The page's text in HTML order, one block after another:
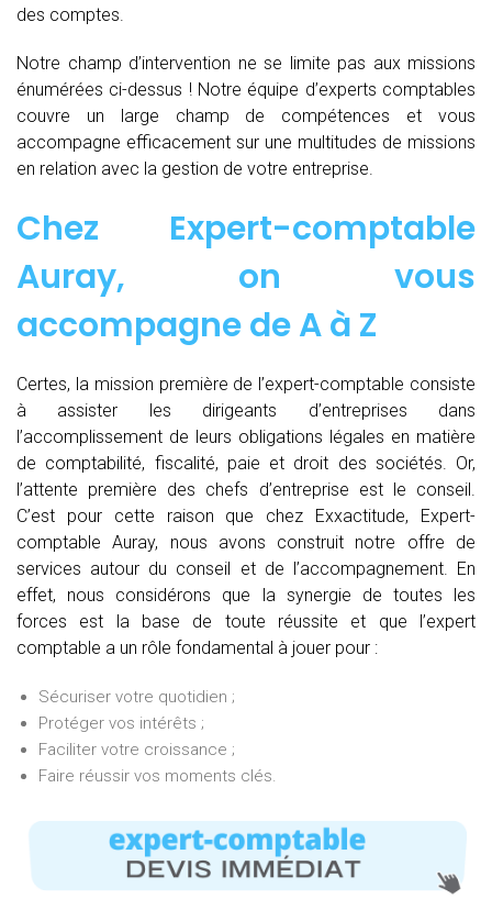
des comptes.
Notre champ d’intervention ne se limite pas aux missions
énumérées ci-dessus ! Notre équipe d’experts comptables
couvre un large champ de compétences et vous
accompagne efficacement sur une multitudes de missions
en relation avec la gestion de votre entreprise.
Chez Expert-comptable
Auray, on vous
accompagne deA à Z
Certes, la mission première de l’expert-comptable consiste
à assister les dirigeants d’entreprises dans
l’accomplissement de leurs obligations légales en matière
de comptabilité, fiscalité, paie et droit des sociétés. Or,
l’attente première des chefs d’entreprise est le conseil.
C’est pour cette raison que chez Exxactitude, Expert-
comptable Auray, nous avons construit notre offre de
services autour du conseil et de l’accompagnement. En
effet, nous considérons que la synergie de toutes les
forces est la base de toute réussite et que l’expert
comptable a un rôle fondamental à jouer pour :
Sécuriser votre quotidien ;
Protéger vos intérêts ;
Faciliter votre croissance ;
Faire réussir vos moments clés.